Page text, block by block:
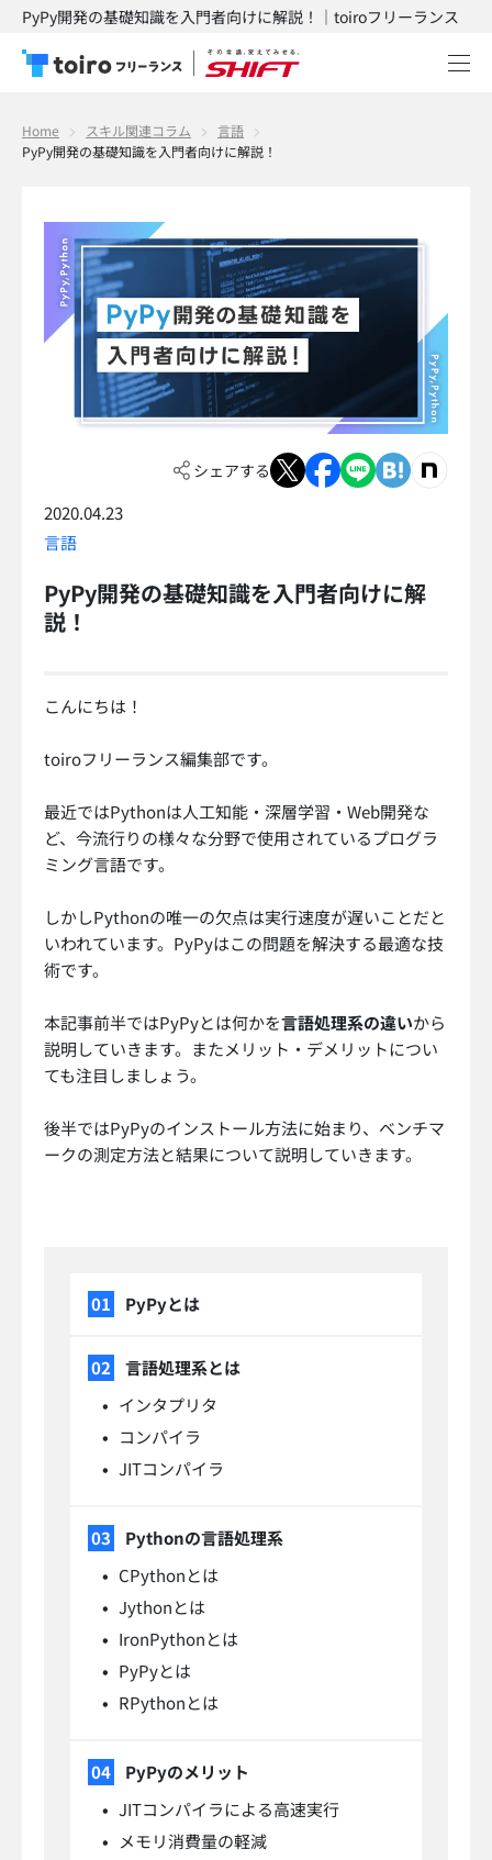
PyPy開発の基礎知識を入門者向けに解説！｜toiroフリーランス
Home スキル関連コラム
言語
PyPy開発の基礎知識を入門者向けに解説！
シェアする
2020.04.23
言語
PyPy開発の基礎知識を入門者向けに解
説！
こんにちは！
toiroフリーランス編集部です。
最近ではPythonは人工知能・深層学習・Web開発な
ど、今流行りの様々な分野で使用されているプログラ
ミング言語です。
しかしPythonの唯一の欠点は実行速度が遅いことだと
いわれています。PyPyはこの問題を解決する最適な技
術です。
本記事前半ではPyPyとは何かを言語処理系の違いから
説明していきます。またメリット・デメリットについ
ても注目しましょう。
後半ではPyPyのインストール方法に始まり、ベンチマ
ークの測定方法と結果について説明していきます。
PyPyとは
言語処理系とは
インタプリタ
コンパイラ
JITコンパイラ
Pythonの言語処理系
CPythonとは
Jythonとは
IronPythonとは
PyPyとは
RPythonとは
PyPyのメリット
JITコンパイラによる高速実行
メモリ消費量の軽減